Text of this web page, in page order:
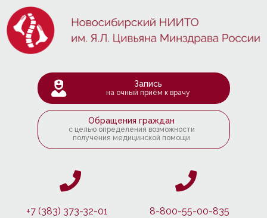
Запись
на очный приём к врачу
Обращения граждан
с целью определения возможности
получения медицинской помощи
+7 (383) 373-32-01 8-800-55-00-835